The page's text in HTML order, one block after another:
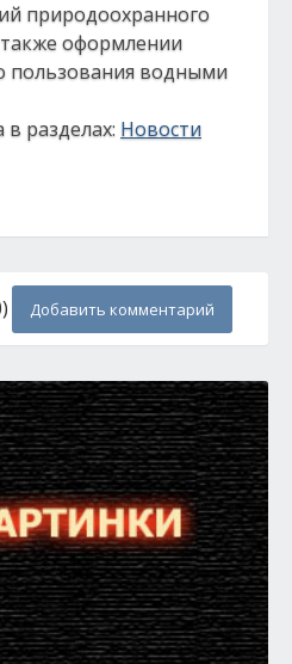
природоохранного
оформлении
пользования водными
разделах: Новости
Добавить комментарий